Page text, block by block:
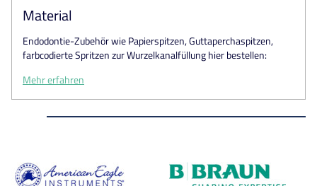
Material
Endodontie-Zubehör wie Papierspitzen, Guttaperchaspitzen,
farbcodierte Spritzen zur Wurzelkanalfüllung hier bestellen:
Mehr erfahren